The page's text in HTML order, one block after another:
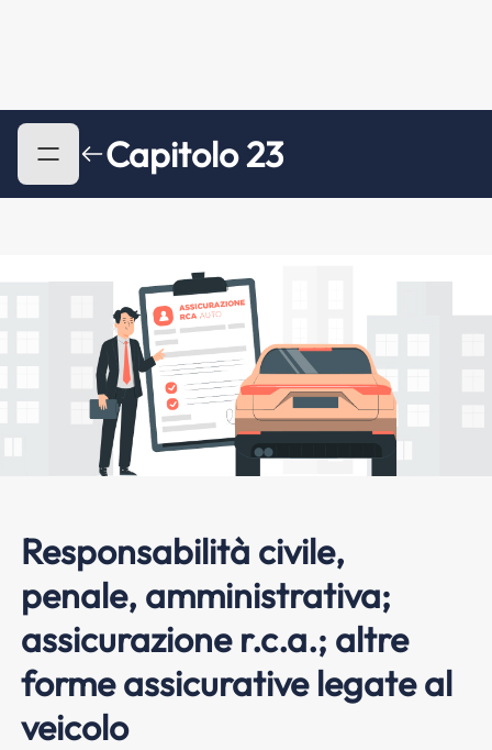
Capitolo 23
Responsabilità civile,
penale, amministrativa;
assicurazione r.c.a.; altre
forme assicurative legate al
veicolo